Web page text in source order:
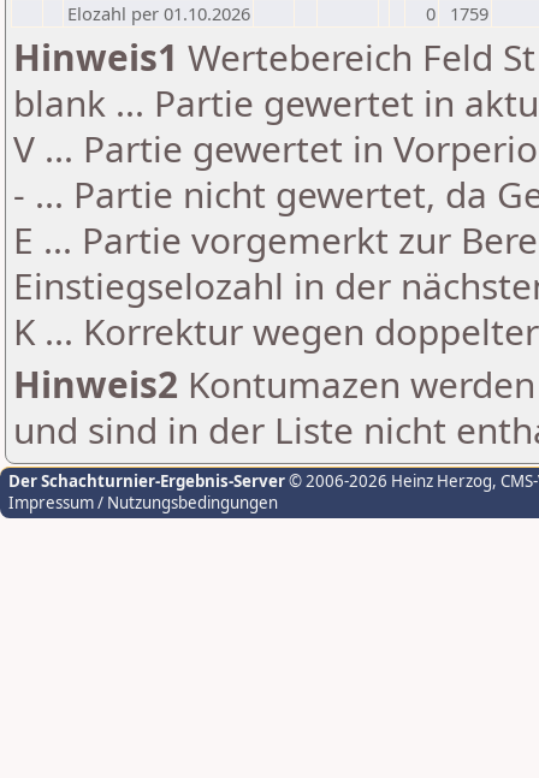
Elozahl per 01.10.2026
0 1759
Hinweis1 Wertebereich Feld
blank ... Partie gewertet in
V ... Partie gewertet in
- ... Partie nicht gewertet, da
E ... Partie vorgemerkt zur
Einstiegselozahl in der
K ... Korrektur wegen
Hinweis2 Kontumazen
und sind in der Liste nicht
Der Schachturnier-Ergebnis-Server© 2006-2026 Heinz Herzog,
Impressum / Nutzungsbedingungen